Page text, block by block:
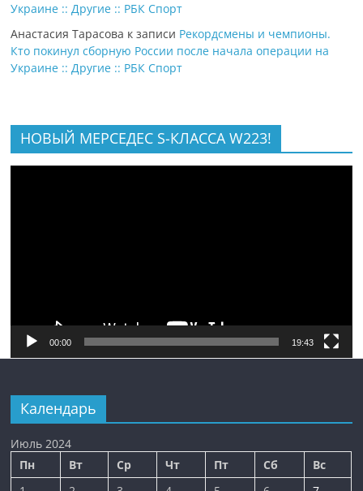
Украине :: Другие :: РБК Спорт
Анастасия Тарасова к записи Рекордсмены и чемпионы.
Кто покинул сборную России после начала операции на
Украине :: Другие :: РБК Спорт
НОВЫЙ МЕРСЕДЕС S-КЛАССА W223!
00:00 19:43
Календарь
Июль 2024
Пн
Вт Ср Чт Пт Сб
Вс